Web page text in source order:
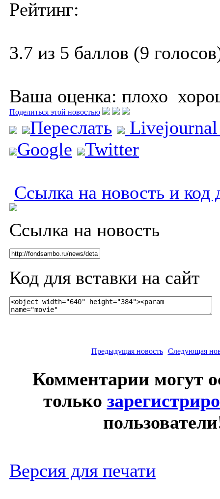
Рейтинг:
3.7 из 5 баллов (9
Ваша оценка: плохо
Поделиться этой новостью
Переслать
Google
Twitter
Ссылка на новость и код
Ссылка на новость
Код для вставки на сайт
Предыдущая новость Следующая
Комментарии могут
только
Версия для печати